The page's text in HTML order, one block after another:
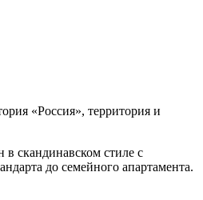
«Россия», территория и
скандинавском стиле с
до семейного апартамента.